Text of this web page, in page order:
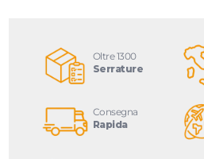
Oltre 1300
Serrature
Consegna
Rapida